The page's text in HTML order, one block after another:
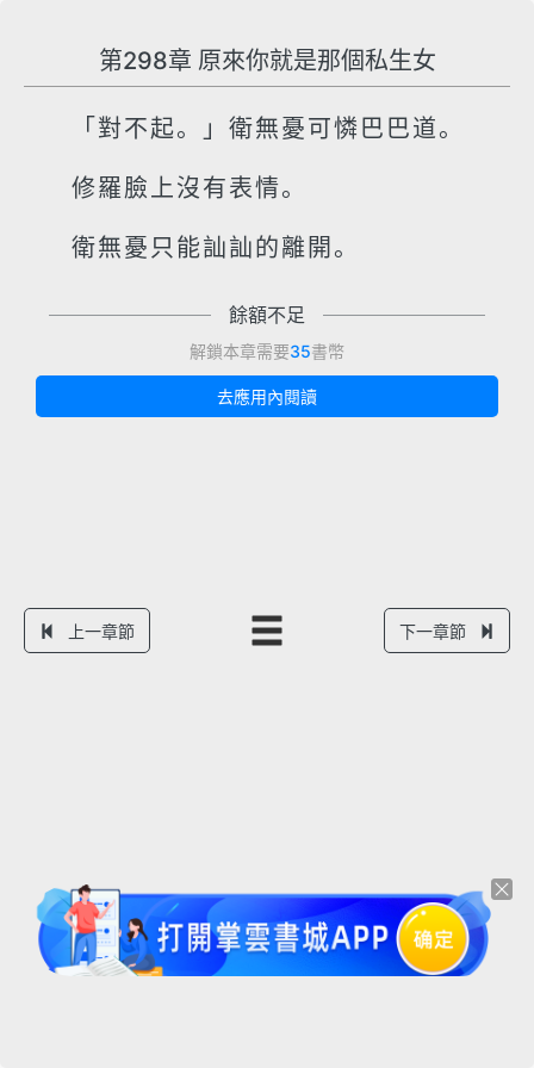
第298章 原來你就是那個私生女
「對不起。」衛無憂可憐巴巴道。
修羅臉上沒有表情。
衛無憂只能訕訕的離開。
餘額不足
解鎖本章需要35書幣
去應用內閱讀
上一章節 下一章節